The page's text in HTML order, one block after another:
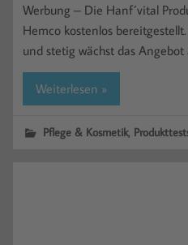
Werbung – Die Hanf´vital
Hemco kostenlos
und stetig wächst das
Weiterlesen »
Pflege & Kosmetik,